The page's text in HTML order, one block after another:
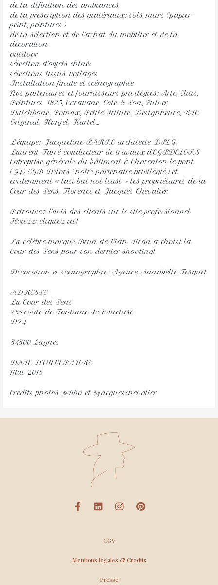
de la définition des ambiances,
de la prescription des matériaux: sols, murs (papier
peint, peintures)
de la sélection et de l’achat du mobilier et de la
décoration
outdoor
sélection d’objets chinés
sélections tissus, voilages
Installation finale et scénographie
Nos partenaires et fournisseurs privilégiés: Arte, Elitis,
Peintures 1825, Caravane, Cole & Son, Zuiver,
Dutchbone, Pomax, Petite Friture, Designheure, BTC
Original, Hanjel, Kartel…
L’équipe: Jacqueline BARRE architecte DPLG,
Laurent Farré conducteur de travaux d’EGBDELORS
Entreprise générale du bâtiment à Charenton le pont
(94) EGB Delors (notre partenaire privilégié) et
évidemment « last but not least » les propriétaires de la
Cour des Sens, Florence et Jacques Chevalier.
Retrouvez l’avis des clients sur le site professionnel
Houzz: cliquez ici!
La célèbre marque Brun de Vian-Tiran a choisi la
Cour des Sens pour son dernier shooting!
Décoration et scénographie: Agence Annabelle Fesquet
ADRESSE
La Cour des Sens
255 route de Fontaine de Vaucluse
D24
84800 Lagnes
DATE D’OUVERTURE
Mai 2015
Crédits photos: ©Tibo et @jacqueschevalier
CGV
Mentions légales & Crédits
Presse